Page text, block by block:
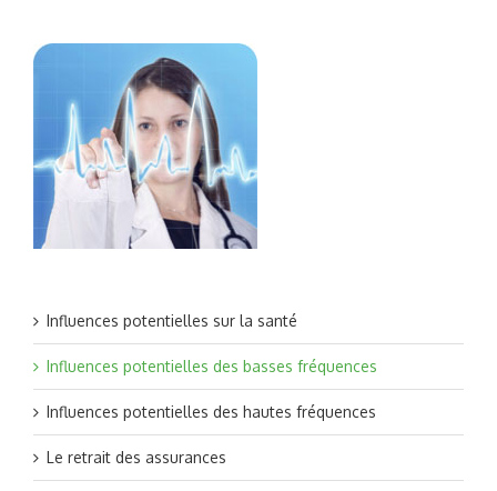
Influences potentielles sur la santé
Influences potentielles des basses fréquences
Influences potentielles des hautes fréquences
Le retrait des assurances